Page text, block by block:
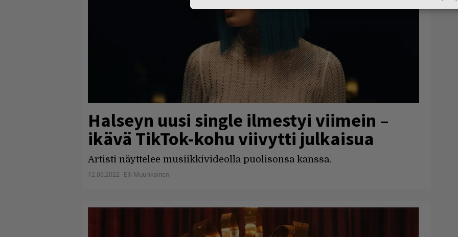
Halseyn uusi single ilmestyi viimein –
ikävä TikTok-kohu viivytti julkaisua
Artisti näyttelee musiikkivideolla puolisonsa kanssa.
12.06.2022 Elli Muurikainen